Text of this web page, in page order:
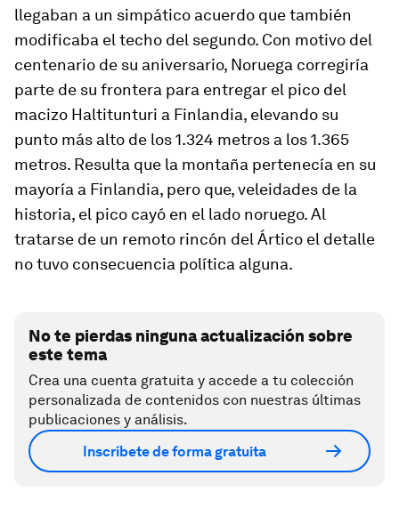
llegaban a un simpático acuerdo que también
modificaba el techo del segundo. Con motivo del
centenario de su aniversario, Noruega corregiría
parte de su frontera para entregar el pico del
macizo Haltitunturi a Finlandia, elevando su
punto más alto de los 1.324 metros a los 1.365
metros. Resulta que la montaña pertenecía en su
mayoría a Finlandia, pero que, veleidades de la
historia, el pico cayó en el lado noruego. Al
tratarse de un remoto rincón del Ártico el detalle
no tuvo consecuencia política alguna.
No te pierdas ninguna actualización sobre
este tema
Crea una cuenta gratuita y accede a tu colección
personalizada de contenidos con nuestras últimas
publicaciones y análisis.
Inscríbete de forma gratuita